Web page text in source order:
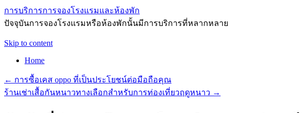
การบริการการจองโรงแรมและห้องพัก
ปัจจุบันการจองโรงแรมหรือห้องพักนั้นมีการบริการที่หลากหลาย
Skip to content
Home
← การซื้อเคส oppo ที่เป็นประโยชน์ต่อมือถือคุณ
ร้านเช่าเสื้อกันหนาวทางเลือกสำหรับการท่องเที่ยวฤดูหนาว →